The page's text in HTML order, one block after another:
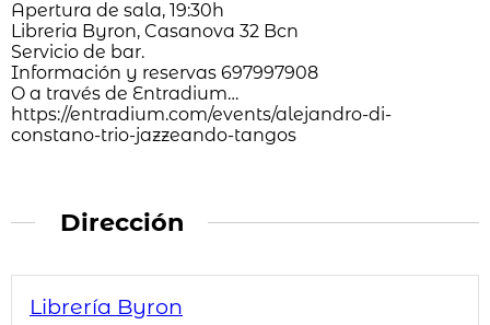
Apertura de sala, 19:30h
Libreria Byron, Casanova 32 Bcn
Servicio de bar.
Información y reservas 697997908
O a través de Entradium…
https://entradium.com/events/alejandro-di-
constano-trio-jazzeando-tangos
Dirección
Librería Byron